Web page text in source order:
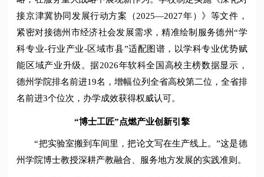
接京津冀协同发展行动方案（2025—2027年）》等文件，
紧密对接德州市经济社会发展需求，精准绘制服务德州“学
科专业-行业产业-区域市县”适配图谱，以学科专业优势赋
能区域产业升级。据2026年软科全国高校主榜数据显示，
德州学院排名前进19名，增幅位列全省高校第二位，全省排
名前进3个位次，办学成效获得权威认可。
“博士工匠”点燃产业创新引擎
“把实验室搬到车间里，把论文写在生产线上。”这是德
州学院博士教授深耕产教融合、服务地方发展的实践准则。